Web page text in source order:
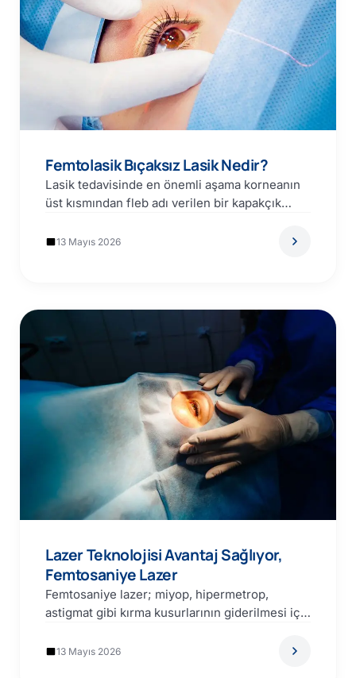
Femtolasik Bıçaksız Lasik Nedir?
Lasik tedavisinde en önemli aşama korneanın
üst kısmından fleb adı verilen bir kapakçık
13 Mayıs 2026
Lazer Teknolojisi Avantaj Sağlıyor,
Femtosaniye Lazer
Femtosaniye lazer; miyop, hipermetrop,
astigmat gibi kırma kusurlarının giderilmesi için
lazerler,…
13 Mayıs 2026